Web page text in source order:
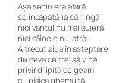
Aşa senin era afară
se încăpăţâna să ningă
nici vântul nu mai șuieră
nici câinele nu latră.
A trecut ziua în aşteptare
de ceva ce tre’ să vină
privind lipită de geam
cu pisica ghemuită.